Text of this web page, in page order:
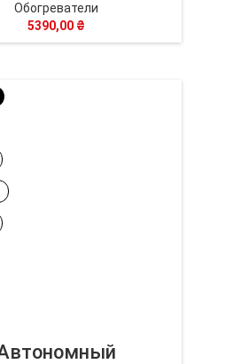
Обогреватели
5390,00 ₴